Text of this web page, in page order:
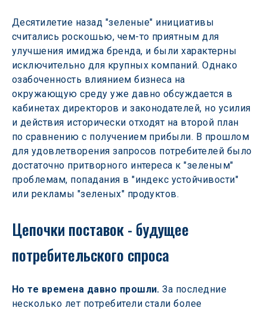
Десятилетие назад "зеленые" инициативы
считались роскошью, чем-то приятным для
улучшения имиджа бренда, и были характерны
исключительно для крупных компаний. Однако
озабоченность влиянием бизнеса на
окружающую среду уже давно обсуждается в
кабинетах директоров и законодателей, но усилия
и действия исторически отходят на второй план
по сравнению с получением прибыли. В прошлом
для удовлетворения запросов потребителей было
достаточно притворного интереса к "зеленым"
проблемам, попадания в "индекс устойчивости"
или рекламы "зеленых" продуктов.
Цепочки поставок - будущее
потребительского спроса
Но те времена давно прошли. За последние
несколько лет потребители стали более